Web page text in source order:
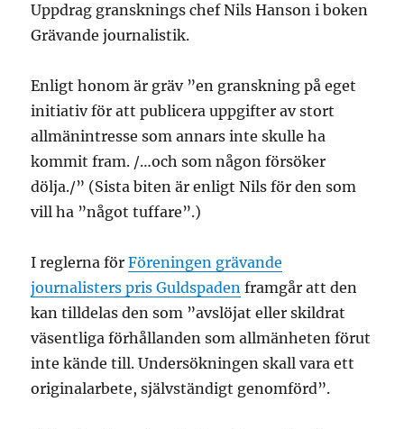
Uppdrag gransknings chef Nils Hanson i boken
Grävande journalistik.
Enligt honom är gräv ”en granskning på eget
initiativ för att publicera uppgifter av stort
allmänintresse som annars inte skulle ha
kommit fram. /…och som någon försöker
dölja./” (Sista biten är enligt Nils för den som
vill ha ”något tuffare”.)
I reglerna förFöreningen grävande
journalisters pris Guldspaden framgår att den
kan tilldelas den som ”avslöjat eller skildrat
väsentliga förhållanden som allmänheten förut
inte kände till. Undersökningen skall vara ett
originalarbete, självständigt genomförd”.